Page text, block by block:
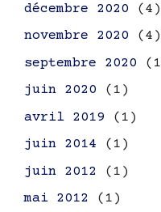
décembre 2020 (4)
novembre 2020 (4)
septembre 2020
juin 2020 (1)
avril 2019 (1)
juin 2014 (1)
juin 2012
(1)
mai 2012
(1)